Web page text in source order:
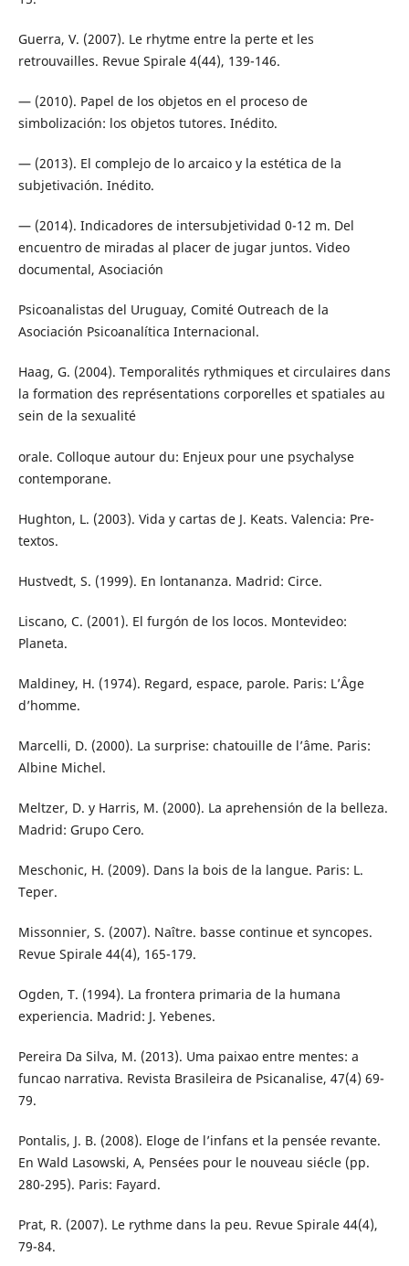
Guerra, V. (2007). Le rhytme entre la perte et les
retrouvailles. Revue Spirale 4(44), 139-146.
— (2010). Papel de los objetos en el proceso de
simbolización: los objetos tutores. Inédito.
— (2013). El complejo de lo arcaico y la estética de la
subjetivación. Inédito.
— (2014). Indicadores de intersubjetividad 0-12 m. Del
encuentro de miradas al placer de jugar juntos. Video
documental, Asociación
Psicoanalistas del Uruguay, Comité Outreach de la
Asociación Psicoanalítica Internacional.
Haag, G. (2004). Temporalités rythmiques et circulaires dans
la formation des représentations corporelles et spatiales au
sein de la sexualité
orale. Colloque autour du: Enjeux pour une psychalyse
contemporane.
Hughton, L. (2003). Vida y cartas de J. Keats. Valencia: Pre-
textos.
Hustvedt, S. (1999). En lontananza. Madrid: Circe.
Liscano, C. (2001). El furgón de los locos. Montevideo:
Planeta.
Maldiney, H. (1974). Regard, espace, parole. Paris: L’Âge
d’homme.
Marcelli, D. (2000). La surprise: chatouille de l’âme. Paris:
Albine Michel.
Meltzer, D. y Harris, M. (2000). La aprehensión de la belleza.
Madrid: Grupo Cero.
Meschonic, H. (2009). Dans la bois de la langue. Paris: L.
Teper.
Missonnier, S. (2007). Naître. basse continue et syncopes.
Revue Spirale 44(4), 165-179.
Ogden, T. (1994). La frontera primaria de la humana
experiencia. Madrid: J. Yebenes.
Pereira Da Silva, M. (2013). Uma paixao entre mentes: a
funcao narrativa. Revista Brasileira de Psicanalise, 47(4) 69-
79.
Pontalis, J. B. (2008). Eloge de l’infans et la pensée revante.
En Wald Lasowski, A, Pensées pour le nouveau siécle (pp.
280-295). Paris: Fayard.
Prat, R. (2007). Le rythme dans la peu. Revue Spirale 44(4),
79-84.